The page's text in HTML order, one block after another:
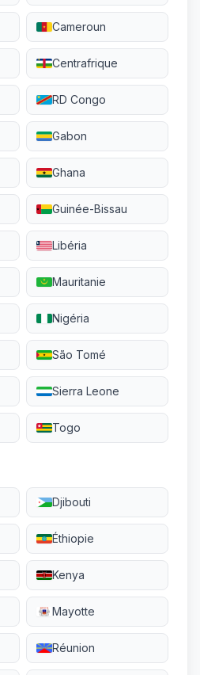
Cameroun
Centrafrique
RD Congo
Gabon
Ghana
Guinée-Bissau
Libéria
Mauritanie
Nigéria
São Tomé
Sierra Leone
Togo
Djibouti
Éthiopie
Kenya
Mayotte
Réunion